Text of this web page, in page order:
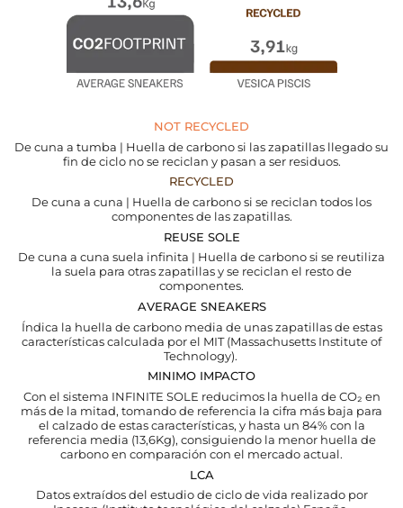
NOT RECYCLED
De cuna a tumba | Huella de carbono si las zapatillas llegado su
fin de ciclo no se reciclan y pasan a ser residuos.
RECYCLED
De cuna a cuna | Huella de carbono si se reciclan todos los
componentes de las zapatillas.
REUSE SOLE
De cuna a cuna suela infinita | Huella de carbono si se reutiliza
la suela para otras zapatillas y se reciclan el resto de
componentes.
AVERAGE SNEAKERS
Índica la huella de carbono media de unas zapatillas de estas
características calculada por el MIT (Massachusetts Institute of
Technology).
MINIMO IMPACTO
Con el sistema INFINITE SOLE reducimos la huella de CO₂ en
más de la mitad, tomando de referencia la cifra más baja para
el calzado de estas características, y hasta un 84% con la
referencia media (13,6Kg), consiguiendo la menor huella de
carbono en comparación con el mercado actual.
LCA
Datos extraídos del estudio de ciclo de vida realizado por